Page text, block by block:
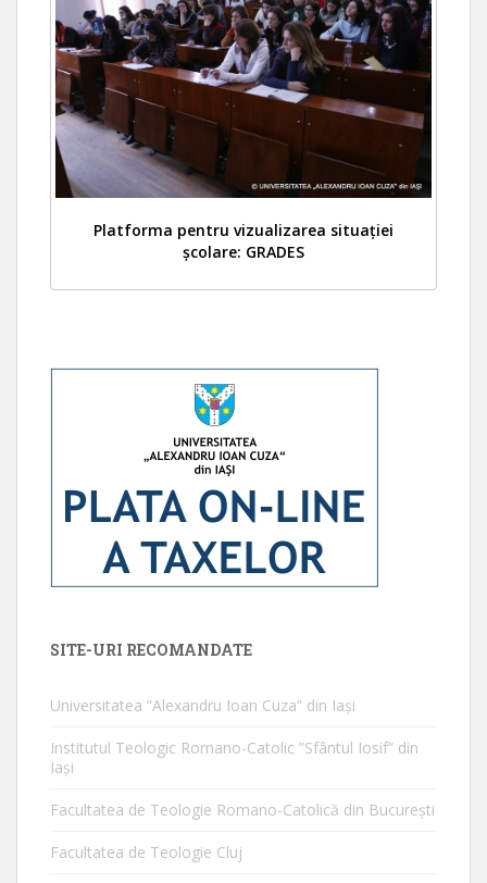
Platforma pentru vizualizarea situației
școlare: GRADES
SITE-URI RECOMANDATE
Universitatea ”Alexandru Ioan Cuza” din Iaşi
Institutul Teologic Romano-Catolic ”Sfântul Iosif” din
Iaşi
Facultatea de Teologie Romano-Catolică din Bucureşti
Facultatea de Teologie Cluj